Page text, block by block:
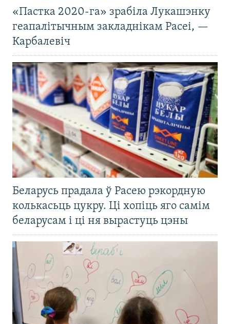
«Пастка 2020-га» зрабіла Лукашэнку
геапалітычным закладнікам Расеі, —
Карбалевіч
Беларусь прадала ў Расею рэкордную
колькасьць цукру. Ці хопіць яго самім
беларусам і ці ня вырастуць цэны